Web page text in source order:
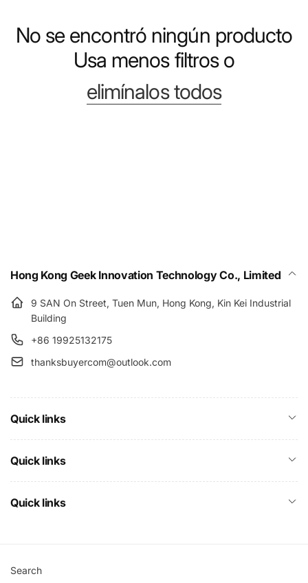
No se encontró ningún producto
Usa menos filtros o
elimínalos todos
Hong Kong Geek Innovation Technology Co., Limited
9 SAN On Street, Tuen Mun, Hong Kong, Kin Kei Industrial
Building
+86 19925132175
thanksbuyercom@outlook.com
Quick links
Quick links
Quick links
Search